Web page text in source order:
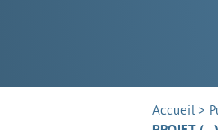
Accueil>